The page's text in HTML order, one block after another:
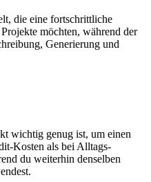
die eine fortschrittliche
möchten, während der
Generierung und
wichtig genug ist, um einen
Kosten als bei Alltags-
du weiterhin denselben